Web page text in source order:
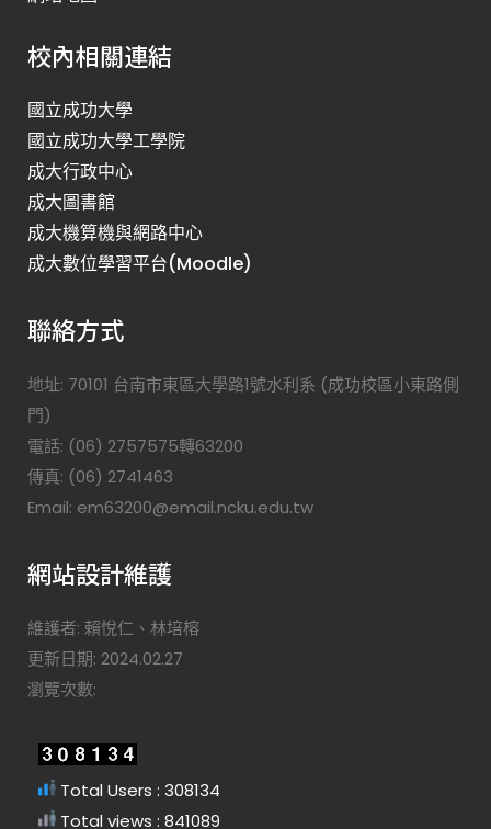
校內相關連結
國立成功大學
國立成功大學工學院
成大行政中心
成大圖書館
成大機算機與網路中心
成大數位學習平台(Moodle)
聯絡方式
地址: 70101 台南市東區大學路1號水利系 (成功校區小東路側
門)
電話: (06) 2757575轉63200
傳真: (06) 2741463
Email: em63200@email.ncku.edu.tw
網站設計維護
維護者: 賴悅仁、林培榕
更新日期: 2024.02.27
瀏覽次數:
Total Users : 308134
Total views : 841089